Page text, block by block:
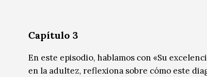
Capítulo 3
En este episodio, hablamos con «Su
en la adultez, reflexiona sobre cómo este